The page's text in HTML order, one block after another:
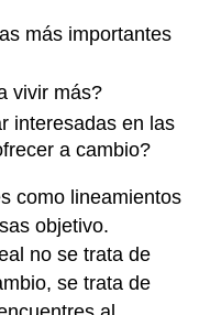
más importantes
vivir más?
interesadas en las
a cambio?
como lineamientos
objetivo.
no se trata de
se trata de